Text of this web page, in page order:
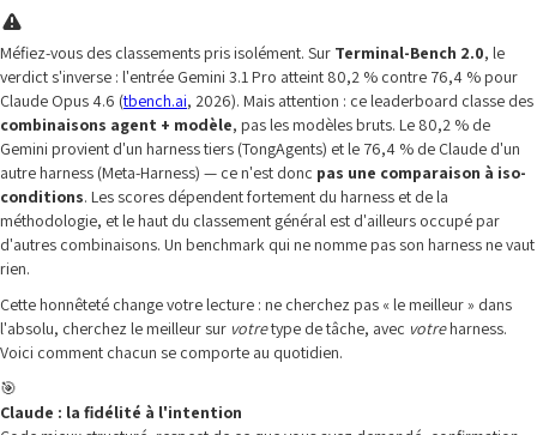
Méfiez-vous des classements pris isolément. Sur Terminal-Bench 2.0, le
verdict s'inverse : l'entrée Gemini 3.1 Pro atteint 80,2 % contre 76,4 % pour
Claude Opus 4.6 (tbench.ai, 2026). Mais attention : ce leaderboard classe des
combinaisons agent + modèle, pas les modèles bruts. Le 80,2 % de
Gemini provient d'un harness tiers (TongAgents) et le 76,4 % de Claude d'un
autre harness (Meta-Harness) — ce n'est donc pas une comparaison à iso-
conditions. Les scores dépendent fortement du harness et de la
méthodologie, et le haut du classement général est d'ailleurs occupé par
d'autres combinaisons. Un benchmark qui ne nomme pas son harness ne vaut
rien.
Cette honnêteté change votre lecture : ne cherchez pas « le meilleur » dans
l'absolu, cherchez le meilleur sur votretype de tâche, avec votreharness.
Voici comment chacun se comporte au quotidien.
🎯
Claude : la fidélité à l'intention